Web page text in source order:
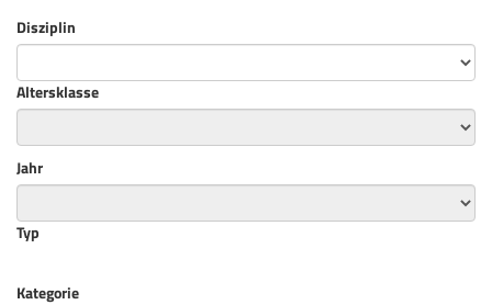
Disziplin
Altersklasse
Jahr
Typ
Kategorie